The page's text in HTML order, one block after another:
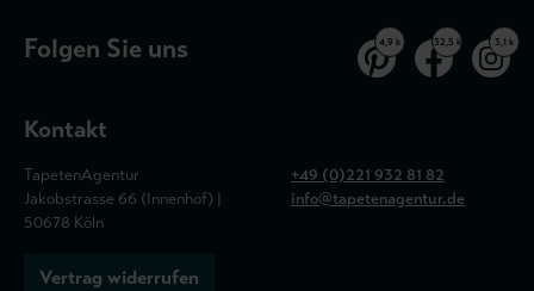
Folgen Sie uns 4,9 k 32,5 k 3,1 k
Kontakt
TapetenAgentur
Jakobstrasse 66 (Innenhof) |
50678 Köln
+49 (0)221 932 81 82
info@tapetenagentur.de
Vertrag widerrufen